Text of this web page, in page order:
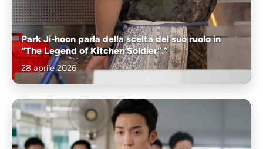
Park Ji-hoon parla della scelta del suo ruolo in
“The Legend of Kitchen Soldier”.”
28 aprile 2026